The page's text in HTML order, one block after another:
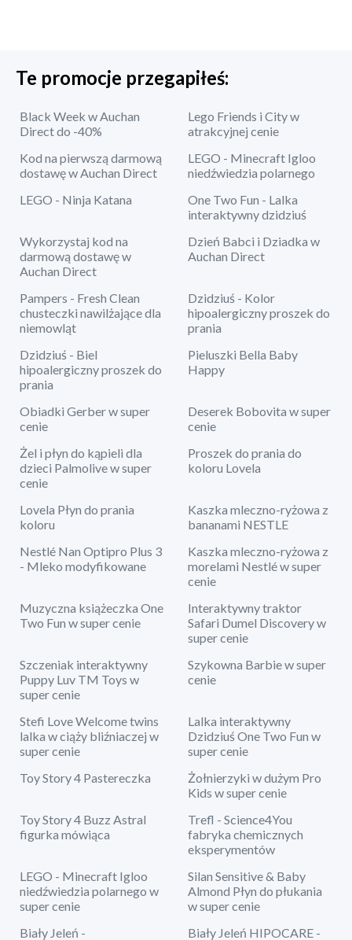
Te promocje przegapiłeś:
Black Week w Auchan
Direct do -40%
Lego Friends i City w
atrakcyjnej cenie
Kod na pierwszą darmową
dostawę w Auchan Direct
LEGO - Minecraft Igloo
niedźwiedzia polarnego
LEGO - Ninja Katana
One Two Fun - Lalka
interaktywny dzidziuś
Wykorzystaj kod na
darmową dostawę w
Auchan Direct
Dzień Babci i Dziadka w
Auchan Direct
Pampers - Fresh Clean
chusteczki nawilżające dla
niemowląt
Dzidziuś - Kolor
hipoalergiczny proszek do
prania
Dzidziuś - Biel
hipoalergiczny proszek do
prania
Pieluszki Bella Baby
Happy
Obiadki Gerber w super
cenie
Deserek Bobovita w super
cenie
Żel i płyn do kąpieli dla
dzieci Palmolive w super
cenie
Proszek do prania do
koloru Lovela
Lovela Płyn do prania
koloru
Kaszka mleczno-ryżowa z
bananami NESTLE
Nestlé Nan Optipro Plus 3
- Mleko modyfikowane
Kaszka mleczno-ryżowa z
morelami Nestlé w super
cenie
Muzyczna książeczka One
Two Fun w super cenie
Interaktywny traktor
Safari Dumel Discovery w
super cenie
Szczeniak interaktywny
Puppy Luv TM Toys w
super cenie
Szykowna Barbie w super
cenie
Stefi Love Welcome twins
lalka w ciąży bliźniaczej w
super cenie
Lalka interaktywny
Dzidziuś One Two Fun w
super cenie
Toy Story 4 Pastereczka
Żołnierzyki w dużym Pro
Kids w super cenie
Toy Story 4 Buzz Astral
figurka mówiąca
Trefl - Science4You
fabryka chemicznych
eksperymentów
LEGO - Minecraft Igloo
niedźwiedzia polarnego w
super cenie
Silan Sensitive & Baby
Almond Płyn do płukania
w super cenie
Biały Jeleń -
Biały Jeleń HIPOCARE -